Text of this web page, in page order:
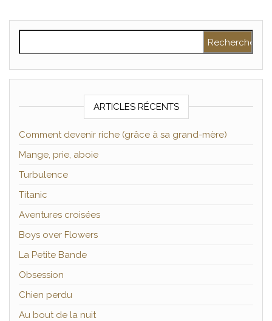
ARTICLES RÉCENTS
Comment devenir riche (grâce à sa grand-mère)
Mange, prie, aboie
Turbulence
Titanic
Aventures croisées
Boys over Flowers
La Petite Bande
Obsession
Chien perdu
Au bout de la nuit